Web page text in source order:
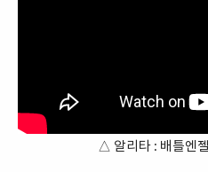
△ 알리타 : 배틀엔